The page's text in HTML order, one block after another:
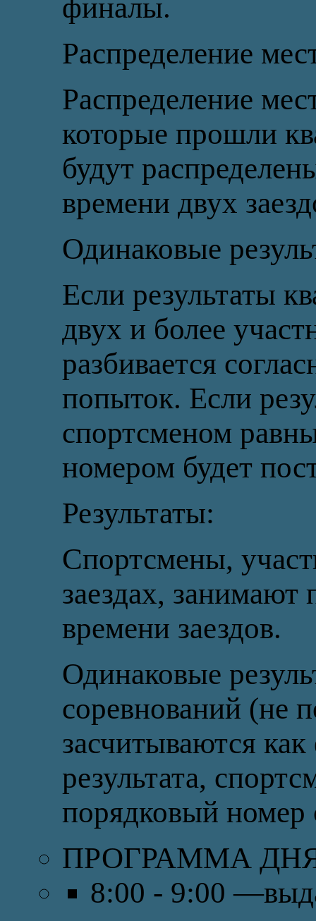
финалы.
Распределение
Распределение
которые прошли
будут
времени двух
Одинаковые
Если результаты
двух и более
разбивается
попыток. Если
спортсменом
номером будет
Результаты:
Спортсмены,
заездах,
времени заездов.
Одинаковые
соревнований (не
засчитываются
результата,
порядковый номер
ПРОГРАММА
8:00 - 9:00